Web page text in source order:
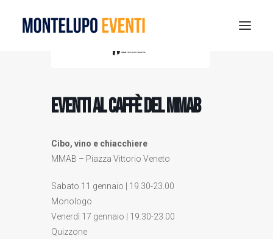
ESTATE A MONTELUPO
DOVE MANGIARE
MUSEO DELLA CERAMICA
RICERCA
Eventi al caffè del MMAB
Cibo, vino e chiacchiere
MMAB – Piazza Vittorio Veneto
Sabato 11 gennaio | 19.30-23.00
Monologo
Venerdì 17 gennaio | 19.30-23.00
Quizzone